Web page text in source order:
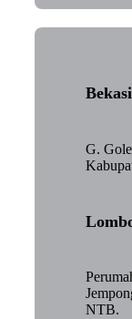
Bekasi
G.
NTB.